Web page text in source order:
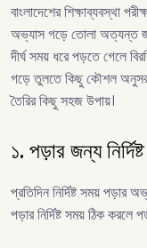
বাংলাদেশের শিক্ষাব্যবস্থা
অভ্যাস গড়ে তোলা অত্যন্ত
দীর্ঘ সময় ধরে পড়তে গেলে
গড়ে তুলতে কিছু কৌশল
তৈরির কিছু সহজ উপায়।
১. পড়ার জন্য
প্রতিদিন নির্দিষ্ট সময় পড়ার
পড়ার নির্দিষ্ট সময় ঠিক করলে